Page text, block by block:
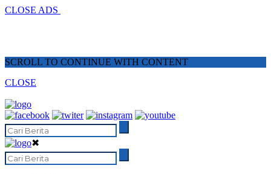
CLOSE ADS
SCROLL TO CONTINUE WITH CONTENT
CLOSE
✖